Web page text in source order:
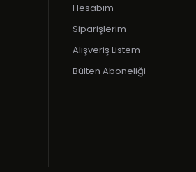
Hesabım
Siparişlerim
Alışveriş Listem
Bülten Aboneliği